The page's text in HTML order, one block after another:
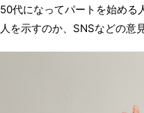
50代になってパートを始める
人を示すのか、SNSなどの意